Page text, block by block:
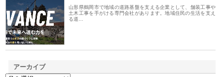
山形県鶴岡市で地域の道路基盤を支える企業として、舗装工事や
土木工事を手がける専門会社があります。地域住民の生活を支え
る道…
アーカイブ